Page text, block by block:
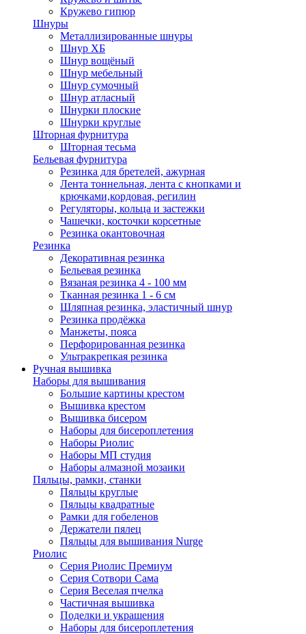
Кружево гипюр
Шнуры
Металлизированные шнуры
Шнур ХБ
Шнур вощёный
Шнур мебельный
Шнур сумочный
Шнур атласный
Шнурки плоские
Шнурки круглые
Шторная фурнитура
Шторная тесьма
Бельевая фурнитура
Резинка для бретелей, ажурная
Лента тоннельная, лента с кнопками и
крючками,кордовая, регилин
Регуляторы, кольца и застежки
Чашечки, косточки корсетные
Резинка окантовочная
Резинка
Декоративная резинка
Бельевая резинка
Вязаная резинка 4 - 100 мм
Тканная резинка 1 - 6 см
Шляпная резинка, эластичный шнур
Резинка продёжка
Манжеты, пояса
Перфорированная резинка
Ультракрепкая резинка
Ручная вышивка
Наборы для вышивания
Большие картины крестом
Вышивка крестом
Вышивка бисером
Наборы для бисероплетения
Наборы Риолис
Наборы МП студия
Наборы алмазной мозаики
Пяльцы, рамки, станки
Пяльцы круглые
Пяльцы квадратные
Рамки для гобеленов
Держатели пялец
Пяльцы для вышивания Nurge
Риолис
Серия Риолис Премиум
Серия Сотвори Сама
Серия Веселая пчелка
Частичная вышивка
Поделки и украшения
Наборы для бисероплетения